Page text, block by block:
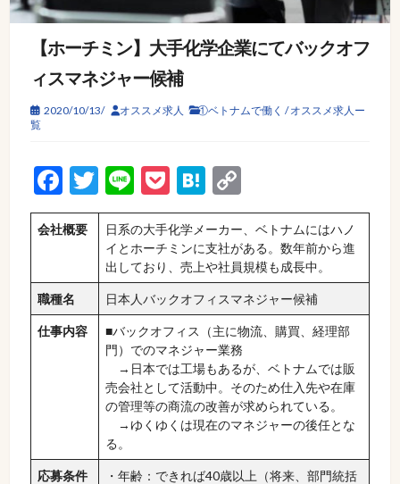
【ホーチミン】大手化学企業にてバックオフ
ィスマネジャー候補
2020/10/13/ オススメ求人 ①ベトナムで働く /オススメ求人ー
覧
Facebook
Twitter
LinePocketHatena
Copy
Link
会社概要
日系の大手化学メーカー、ベトナムにはハノ
イとホーチミンに支社がある。数年前から進
出しており、売上や社員規模も成長中。
職種名 日本人バックオフィスマネジャー候補
仕事内容
■バックオフィス（主に物流、購買、経理部
門）でのマネジャー業務
→日本では工場もあるが、ベトナムでは販
売会社として活動中。そのため仕入先や在庫
の管理等の商流の改善が求められている。
→ゆくゆくは現在のマネジャーの後任とな
る。
応募条件
・年齢：できれば40歳以上（将来、部門統括